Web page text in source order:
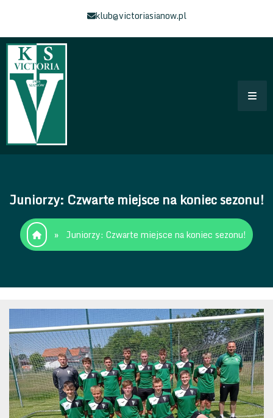
klub@victoriasianow.pl
Juniorzy: Czwarte miejsce na koniec sezonu!
» Juniorzy: Czwarte miejsce na koniec sezonu!